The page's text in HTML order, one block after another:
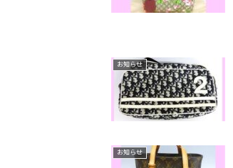
お知らせ
お知らせ